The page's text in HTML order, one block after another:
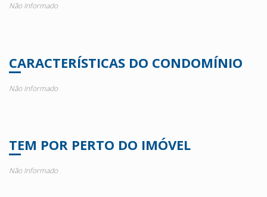
Não Informado
CARACTERÍSTICAS DO CONDOMÍNIO
Não Informado
TEM POR PERTO DO IMÓVEL
Não Informado